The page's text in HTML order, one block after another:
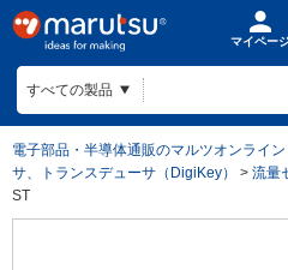
マイペー
電子部品・半導体通販のマルツオンライン
サ、トランスデューサ（DigiKey）
> 流量
ST